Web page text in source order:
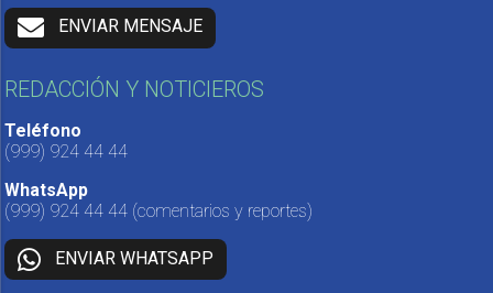
ENVIAR MENSAJE
REDACCIÓN Y NOTICIEROS
Teléfono
(999) 924 44 44
WhatsApp
(999) 924 44 44 (comentarios y reportes)
ENVIAR WHATSAPP